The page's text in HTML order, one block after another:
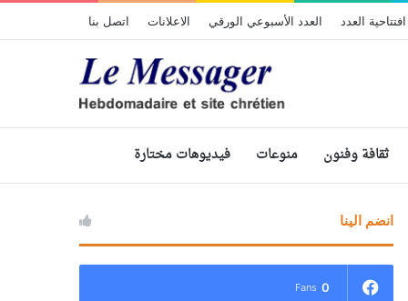
افتتاحية العدد العدد الأسبوعي الورقي الاعلانات اتصل بنا
ثقافة وفنون منوعات فيديوهات مختارة
انضم الينا
0
Fans